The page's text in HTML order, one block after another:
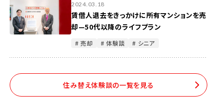
2024.03.18
賃借人退去をきっかけに所有マンションを売
却—50代以降のライフプラン
# 売却 # 体験談 # シニア
住み替え体験談の一覧を見る